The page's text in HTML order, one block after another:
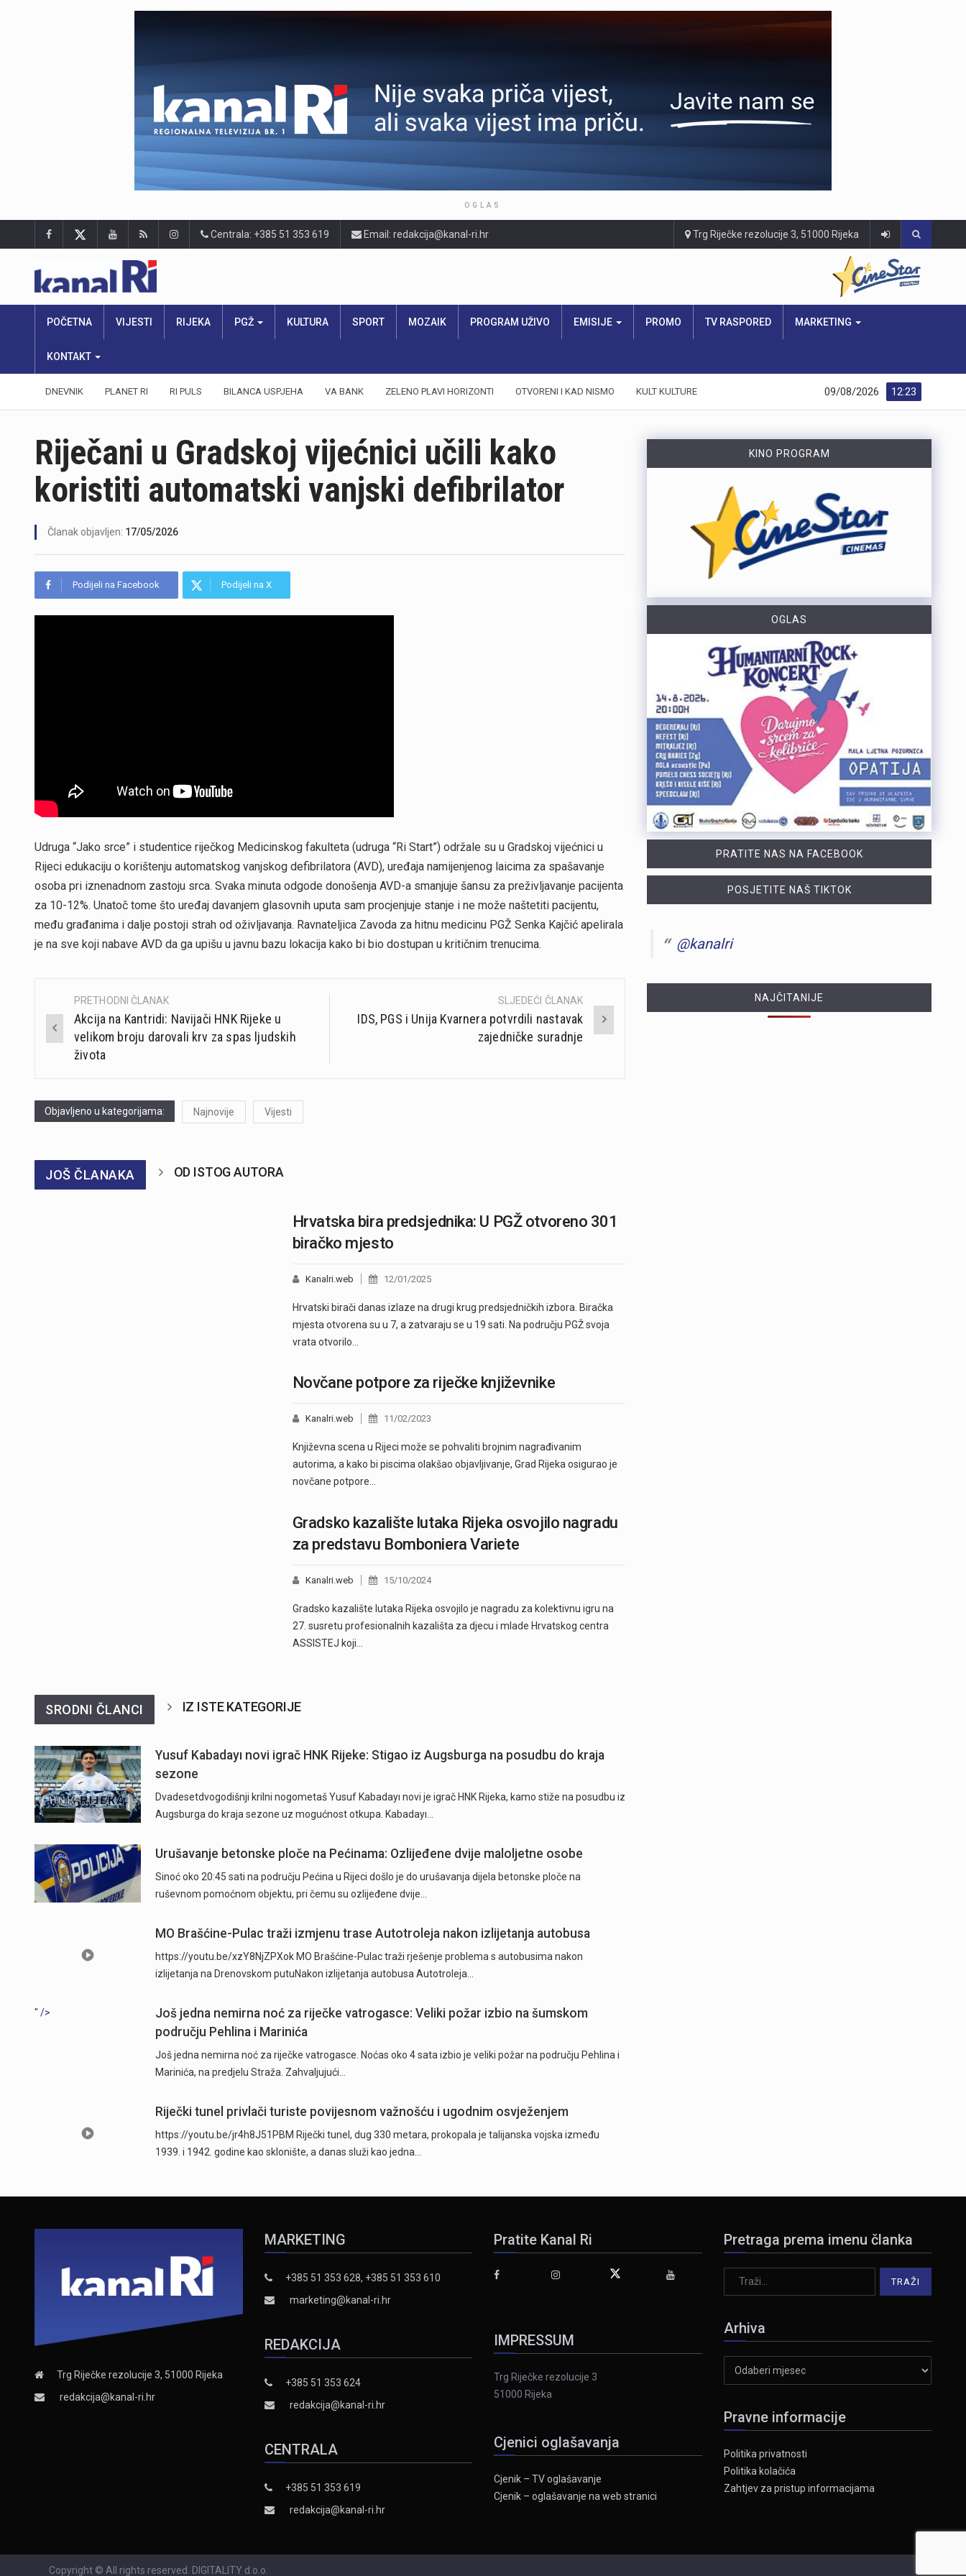
OGLAS
Centrala: +385 51 353 619 Email: redakcija@kanal-ri.hr Trg Riječke rezolucije 3, 51000 Rijeka
POČETNA VIJESTI RIJEKA PGŽ KULTURA SPORT MOZAIK PROGRAM UŽIVO EMISIJE PROMO TV RASPORED MARKETING
KONTAKT
DNEVNIK PLANET RI RI PULS BILANCA USPJEHA VA BANK ZELENO PLAVI HORIZONTI OTVORENI I KAD NISMO KULT KULTURE 12:23
09/08/2026
Riječani u Gradskoj vijećnici učili kako
koristiti automatski vanjski defibrilator
Članak objavljen: 17/05/2026
Podijeli na Facebook Podijeli na X
Udruga “Jako srce” i studentice riječkog Medicinskog fakulteta (udruga “Ri Start”) održale su u Gradskoj vijećnici u
Rijeci edukaciju o korištenju automatskog vanjskog defibrilatora (AVD), uređaja namijenjenog laicima za spašavanje
osoba pri iznenadnom zastoju srca. Svaka minuta odgode donošenja AVD-a smanjuje šansu za preživljavanje pacijenta
za 10-12%. Unatoč tome što uređaj davanjem glasovnih uputa sam procjenjuje stanje i ne može naštetiti pacijentu,
među građanima i dalje postoji strah od oživljavanja. Ravnateljica Zavoda za hitnu medicinu PGŽ Senka Kajčić apelirala
je na sve koji nabave AVD da ga upišu u javnu bazu lokacija kako bi bio dostupan u kritičnim trenucima.
Post
navigation
PRETHODNI ČLANAK
Akcija na Kantridi: Navijači HNK Rijeke u
velikom broju darovali krv za spas ljudskih
života
SLJEDEĆI ČLANAK
IDS, PGS i Unija Kvarnera potvrdili nastavak
zajedničke suradnje
Objavljeno u kategorijama: Najnovije Vijesti
JOŠ ČLANAKA OD ISTOG AUTORA
Hrvatska bira predsjednika: U PGŽ otvoreno 301
biračko mjesto
Kanalri.web 12/01/2025
Hrvatski birači danas izlaze na drugi krug predsjedničkih izbora. Biračka
mjesta otvorena su u 7, a zatvaraju se u 19 sati. Na području PGŽ svoja
vrata otvorilo…
Novčane potpore za riječke književnike
Kanalri.web 11/02/2023
Književna scena u Rijeci može se pohvaliti brojnim nagrađivanim
autorima, a kako bi piscima olakšao objavljivanje, Grad Rijeka osigurao je
novčane potpore…
Gradsko kazalište lutaka Rijeka osvojilo nagradu
za predstavu Bomboniera Variete
Kanalri.web 15/10/2024
Gradsko kazalište lutaka Rijeka osvojilo je nagradu za kolektivnu igru na
27. susretu profesionalnih kazališta za djecu i mlade Hrvatskog centra
ASSISTEJ koji…
SRODNI ČLANCI IZ ISTE KATEGORIJE
Yusuf Kabadayı novi igrač HNK Rijeke: Stigao iz Augsburga na posudbu do kraja
sezone
Dvadesetdvogodišnji krilni nogometaš Yusuf Kabadayı novi je igrač HNK Rijeka, kamo stiže na posudbu iz
Augsburga do kraja sezone uz mogućnost otkupa. Kabadayı…
Urušavanje betonske ploče na Pećinama: Ozlijeđene dvije maloljetne osobe
Sinoć oko 20:45 sati na području Pećina u Rijeci došlo je do urušavanja dijela betonske ploče na
ruševnom pomoćnom objektu, pri čemu su ozlijeđene dvije…
MO Brašćine-Pulac traži izmjenu trase Autotroleja nakon izlijetanja autobusa
https://youtu.be/xzY8NjZPXok MO Brašćine-Pulac traži rješenje problema s autobusima nakon
izlijetanja na Drenovskom putuNakon izlijetanja autobusa Autotroleja…
" />
Još jedna nemirna noć za riječke vatrogasce: Veliki požar izbio na šumskom
području Pehlina i Marinića
Još jedna nemirna noć za riječke vatrogasce. Noćas oko 4 sata izbio je veliki požar na području Pehlina i
Marinića, na predjelu Straža. Zahvaljujući…
Riječki tunel privlači turiste povijesnom važnošću i ugodnim osvježenjem
https://youtu.be/jr4h8J51PBM Riječki tunel, dug 330 metara, prokopala je talijanska vojska između
1939. i 1942. godine kao sklonište, a danas služi kao jedna…
KINO PROGRAM
OGLAS
PRATITE NAS NA FACEBOOK
POSJETITE NAŠ TIKTOK
@kanalri
NAJČITANIJE
Trg Riječke rezolucije 3, 51000 Rijeka
redakcija@kanal-ri.hr
MARKETING
+385 51 353 628, +385 51 353 610
marketing@kanal-ri.hr
REDAKCIJA
+385 51 353 624
redakcija@kanal-ri.hr
CENTRALA
+385 51 353 619
redakcija@kanal-ri.hr
Pratite Kanal Ri
IMPRESSUM
Trg Riječke rezolucije 3
51000 Rijeka
Cjenici oglašavanja
Cjenik – TV oglašavanje
Cjenik – oglašavanje na web stranici
Pretraga prema imenu članka
Arhiva
Pravne informacije
Politika privatnosti
Politika kolačića
Zahtjev za pristup informacijama
Copyright © All rights reserved. DIGITALITY d.o.o.